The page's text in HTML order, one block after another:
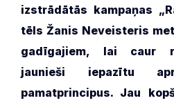
izstrādātās kampaņas
tēls Žanis Neveisteris met
gadīgajiem, lai caur
jaunieši iepazītu
pamatprincipus. Jau